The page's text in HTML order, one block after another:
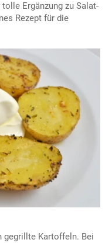
Ergänzung zu Salat-
Rezept für die
gegrillte Kartoffeln. Bei